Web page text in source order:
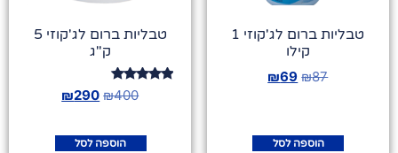
טבליות ברום לג'קוזי 1
קילו
₪87
₪69
הוספה לסל
טבליות ברום לג'קוזי 5
ק"ג
דורג
5.00
₪400
₪290
הוספה לסל